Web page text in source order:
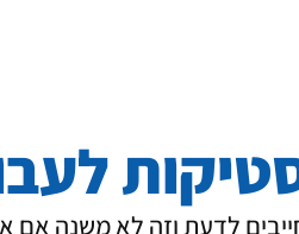
לדעת וזה לא משנה אם